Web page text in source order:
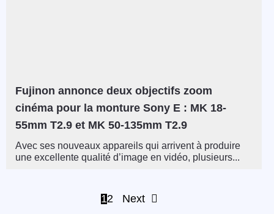
Fujinon annonce deux objectifs zoom
cinéma pour la monture Sony E : MK 18-
55mm T2.9 et MK 50-135mm T2.9
Avec ses nouveaux appareils qui arrivent à produire
une excellente qualité d’image en vidéo, plusieurs...
12 Next